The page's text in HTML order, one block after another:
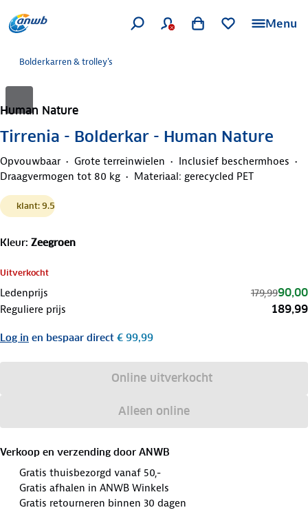
Menu
Bolderkarren & trolley's
Human Nature
Tirrenia - Bolderkar - Human Nature
Opvouwbaar Grote terreinwielen
Inclusief beschermhoes
Draagvermogen tot 80 kg
Materiaal: gerecycled PET
klant: 9.5
Kleur: Zeegroen
Uitverkocht
Ledenprijs 179,9990,00
Reguliere prijs 189,99
Log in en bespaar direct € 99,99
Online uitverkocht
Alleen online
Verkoop en verzending door ANWB
Gratis thuisbezorgd vanaf 50,-
Gratis afhalen in ANWB Winkels
Gratis retourneren binnen 30 dagen